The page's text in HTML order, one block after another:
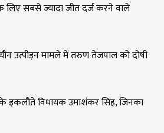
लिए सबसे ज्यादा जीत दर्ज करने वाले
उत्पीड़न मामले में तरुण तेजपाल को दोषी
के इकलौते विधायक उमाशंकर सिंह, जिनका